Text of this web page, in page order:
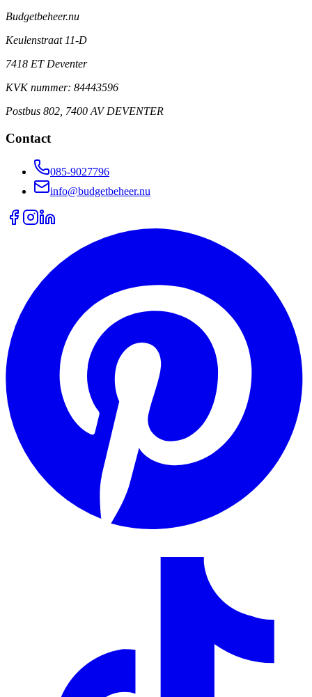
Budgetbeheer.nu
Keulenstraat 11-D
7418 ET Deventer
KVK nummer: 84443596
Postbus 802, 7400 AV DEVENTER
Contact
085-9027796
info@budgetbeheer.nu